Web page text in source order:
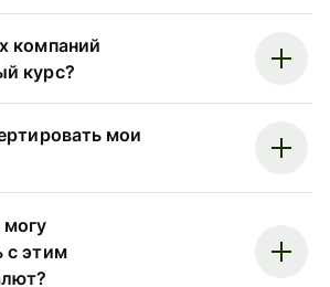
компаний
курс?
мои
с этим